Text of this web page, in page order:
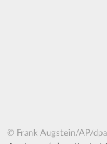
© Frank Augstein/AP/dpa